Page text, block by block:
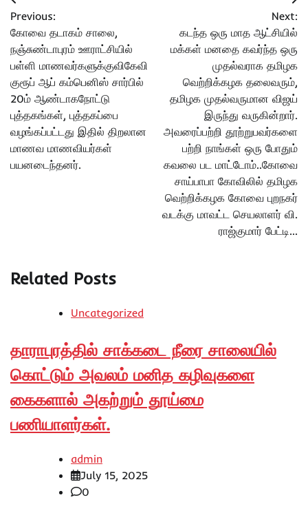
navigation
Previous:
கோவை தடாகம் சாலை,
நஞ்சுண்டாபுரம் ஊராட்சியில்
பள்ளி மாணவர்களுக்குவிகேவி
குரூப் ஆப் கம்பெனிஸ் சார்பில்
20ம் ஆண்டாகநோட்டு
புத்தகங்கள், புத்தகப்பை
வழங்கப்பட்டது இதில் திறலான
மாணவ மாணவியர்கள்
பயனடைந்தனர்.
Next:
கடந்த ஒரு மாத ஆட்சியில்
மக்கள் மனதை கவர்ந்த ஒரு
முதல்வராக தமிழக
வெற்றிக்கழக தலைவரும்,
தமிழக முதல்வருமான விஜய்
இருந்து வருகின்றார்.
அவரைப்பற்றி தூற்றுபவர்களை
பற்றி நாங்கள் ஒரு போதும்
கவலை பட மாட்டோம்..கோவை
சாய்பாபா கோவிலில் தமிழக
வெற்றிக்கழக கோவை புறநகர்
வடக்கு மாவட்ட செயலாளர் வி.
ராஜ்குமார் பேட்டி…
Related Posts
Uncategorized
தாராபுரத்தில் சாக்கடை நீரை சாலையில்
கொட்டும் அவலம் மனித கழிவுகளை
கைகளால் அகற்றும் தூய்மை
பணியாளர்கள்.
admin
July 15, 2025
0